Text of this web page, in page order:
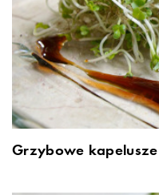
Grzybowe